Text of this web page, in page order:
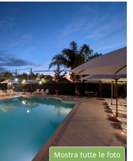
Mostra tutte le foto